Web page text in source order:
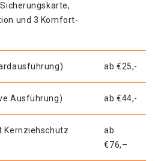
und 3 Komfort-
ab €25,-
Ausführung) ab €44,-
Kernziehschutz
ab
€76,–